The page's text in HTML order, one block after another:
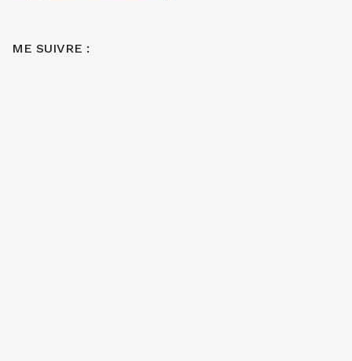
ME SUIVRE :